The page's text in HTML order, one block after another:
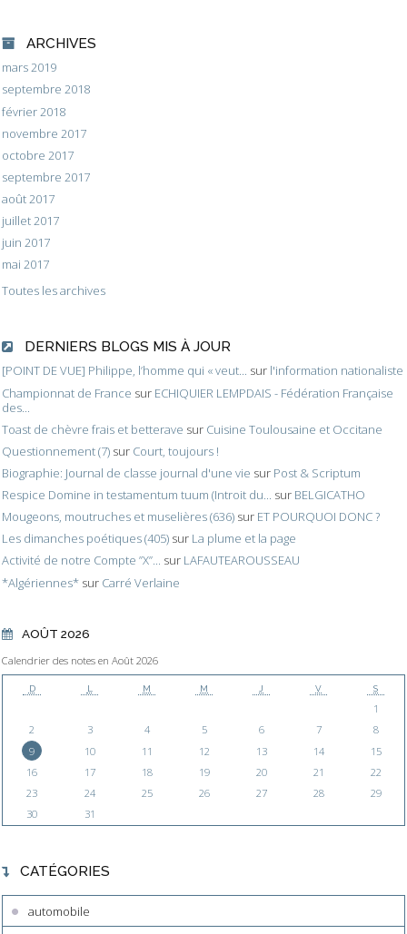
ARCHIVES
mars 2019
septembre 2018
février 2018
novembre 2017
octobre 2017
septembre 2017
août 2017
juillet 2017
juin 2017
mai 2017
Toutes les archives
DERNIERS BLOGS MIS À JOUR
[POINT DE VUE] Philippe, l’homme qui « veut... sur l'information nationaliste
Championnat de France sur ECHIQUIER LEMPDAIS - Fédération Française
des...
Toast de chèvre frais et betterave sur Cuisine Toulousaine et Occitane
Questionnement (7) sur Court, toujours !
Biographie: Journal de classe journal d'une vie sur Post & Scriptum
Respice Domine in testamentum tuum (Introit du... sur BELGICATHO
Mougeons, moutruches et muselières (636) sur ET POURQUOI DONC ?
Les dimanches poétiques (405) sur La plume et la page
Activité de notre Compte ”X”... sur LAFAUTEAROUSSEAU
*Algériennes* sur Carré Verlaine
AOÛT 2026
Calendrier des notes en Août 2026
D L M M J V S
1
2
3 4 5 6 7
8
9
10 11 12 13 14
15
16
17 18 19 20 21
22
23
24 25 26 27 28
29
30
31
CATÉGORIES
automobile